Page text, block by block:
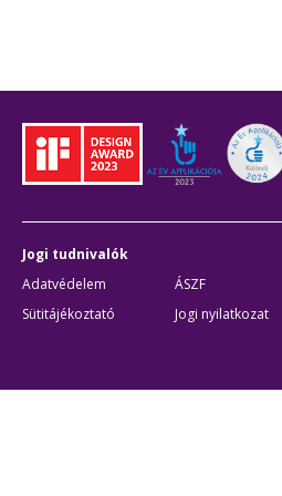
Jogi tudnivalók
Adatvédelem
ÁSZF
Sütitájékoztató
Jogi nyilatkozat